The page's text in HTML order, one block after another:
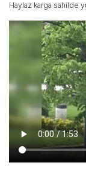
Haylaz karga sahilde